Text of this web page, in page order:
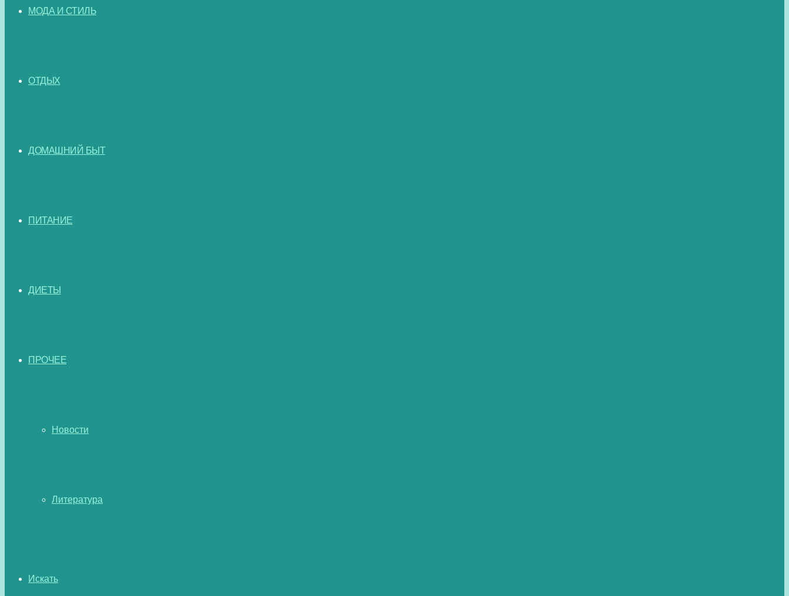
МОДА И СТИЛЬ
ОТДЫХ
ДОМАШНИЙ БЫТ
ПИТАНИЕ
ДИЕТЫ
ПРОЧЕЕ
Новости
Литература
Искать